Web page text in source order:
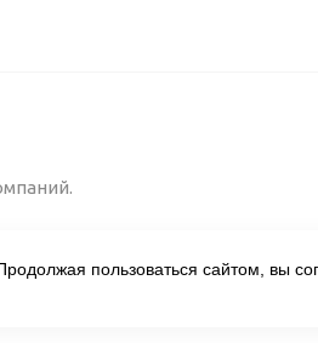
пользоваться сайтом, вы